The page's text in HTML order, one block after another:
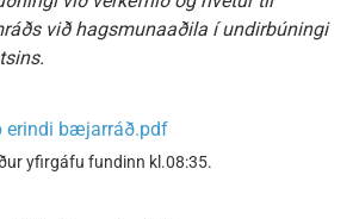
við hagsmunaaðila í undirbúningi
erindi bæjarráð.pdf
yfirgáfu fundinn kl.08:35.